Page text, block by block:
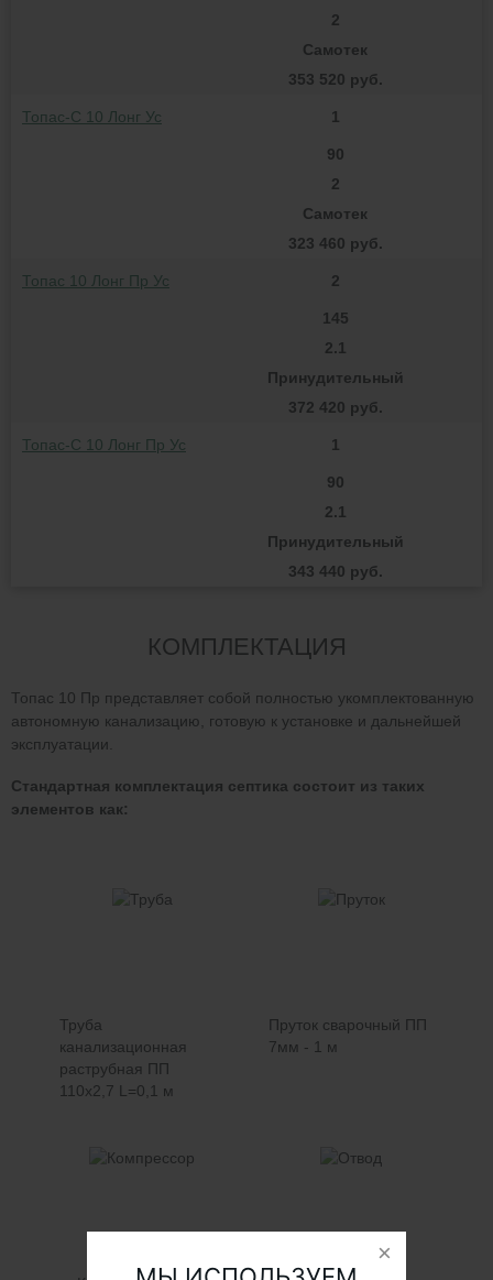
2
Самотек
353 520 руб.
Топас-С 10 Лонг Ус 1
90
2
Самотек
323 460 руб.
Топас 10 Лонг Пр Ус 2
145
2.1
Принудительный
372 420 руб.
Топас-С 10 Лонг Пр Ус 1
90
2.1
Принудительный
343 440 руб.
КОМПЛЕКТАЦИЯ
Топас 10 Пр представляет собой полностью укомплектованную
автономную канализацию, готовую к установке и дальнейшей
эксплуатации.
Стандартная комплектация септика состоит из таких
элементов как:
Труба
канализационная
раструбная ПП
110х2,7 L=0,1 м
Пруток сварочный ПП
7мм - 1 м